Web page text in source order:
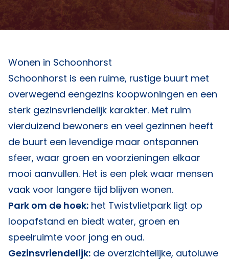
Wonen in Schoonhorst
Schoonhorst is een ruime, rustige buurt met
overwegend eengezins koopwoningen en een
sterk gezinsvriendelijk karakter. Met ruim
vierduizend bewoners en veel gezinnen heeft
de buurt een levendige maar ontspannen
sfeer, waar groen en voorzieningen elkaar
mooi aanvullen. Het is een plek waar mensen
vaak voor langere tijd blijven wonen.
Park om de hoek: het Twistvlietpark ligt op
loopafstand en biedt water, groen en
speelruimte voor jong en oud.
Gezinsvriendelijk: de overzichtelijke, autoluwe